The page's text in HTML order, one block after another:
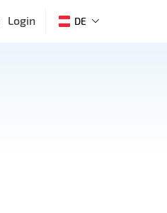
Login DE